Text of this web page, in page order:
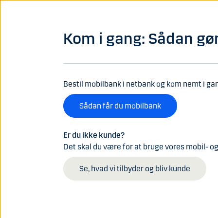
BoligInvestering Pension og
Kom i gang: Sådan
Bestil mobilbank i netbank og kom nemt i
Sådan får du mobilbank
Er du ikke kunde?
Det skal du være for at bruge vores mobil-
Se, hvad vi tilbyder og bliv kunde